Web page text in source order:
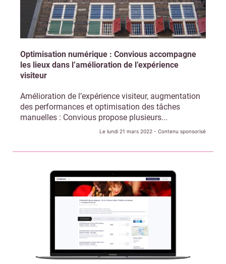
Optimisation numérique : Convious accompagne
les lieux dans l’amélioration de l’expérience
visiteur
Amélioration de l’expérience visiteur, augmentation
des performances et optimisation des tâches
manuelles : Convious propose plusieurs...
Le lundi 21 mars 2022 - Contenu sponsorisé
Recevoir Culture Matin
Valider
Non merci, je reçois déjà
Je déciderai plus